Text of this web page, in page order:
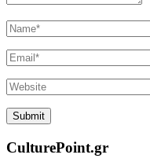
CulturePoint.gr